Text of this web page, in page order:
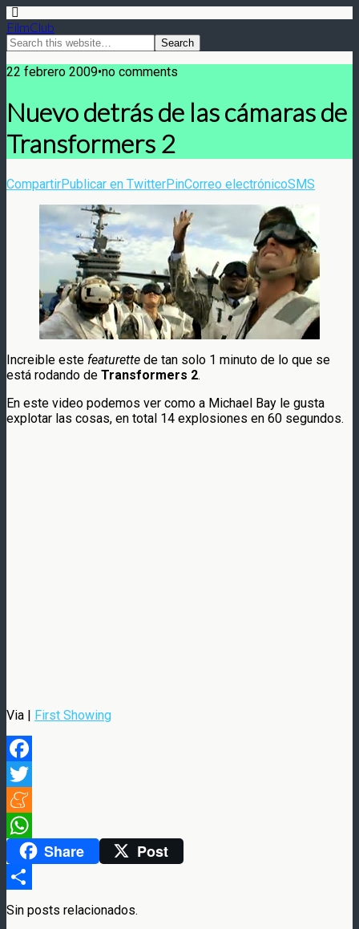
FilmClub
22 febrero 2009•no comments
Nuevo detrás de las cámaras de
Transformers 2
CompartirPublicar en TwitterPinCorreo electrónicoSMS
Increible este featurette de tan solo 1 minuto de lo que se
está rodando de Transformers 2.
En este video podemos ver como a Michael Bay le gusta
explotar las cosas, en total 14 explosiones en 60 segundos.
Via | First Showing
Facebook
Twitter
Meneame
WhatsAppShare Post
Compartir
Sin posts relacionados.